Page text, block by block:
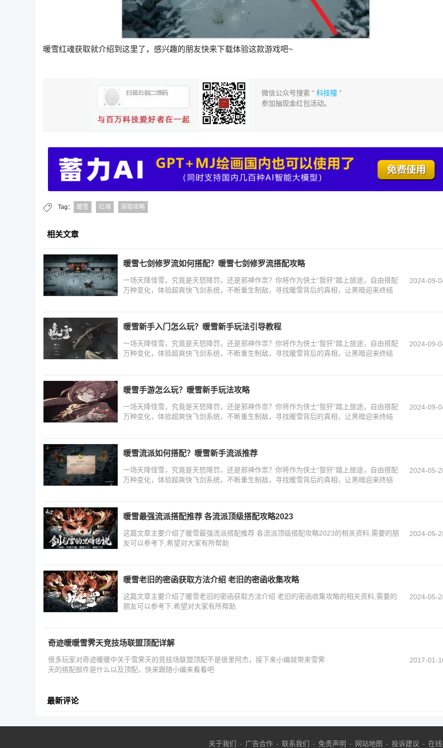
暖雪红魂获取就介绍到这里了，感兴趣的朋友快来下载体验这款游戏吧~
微信公众号搜索 “科技瞳 ”
参加抽现金红包活动。
Tag： 暖雪 红魂 获取攻略
相关文章
暖雪七剑修罗流如何搭配？暖雪七剑修罗流搭配攻略
一场天降怪雪，究竟是天怒降罚，还是邪神作祟？你将作为侠士“狴犴”踏上旅途，自由搭配
万种变化，体验超爽快飞剑系统，不断重生制敌，寻找暖雪背后的真相，让黑暗迎来终结
2024-09-
暖雪新手入门怎么玩？暖雪新手玩法引导教程
一场天降怪雪，究竟是天怒降罚，还是邪神作祟？你将作为侠士“狴犴”踏上旅途，自由搭配
万种变化，体验超爽快飞剑系统，不断重生制敌，寻找暖雪背后的真相，让黑暗迎来终结
2024-09-
暖雪手游怎么玩？暖雪新手玩法攻略
一场天降怪雪，究竟是天怒降罚，还是邪神作祟？你将作为侠士“狴犴”踏上旅途，自由搭配
万种变化，体验超爽快飞剑系统，不断重生制敌，寻找暖雪背后的真相，让黑暗迎来终结
2024-09-
暖雪流派如何搭配？暖雪新手流派推荐
一场天降怪雪，究竟是天怒降罚，还是邪神作祟？你将作为侠士“狴犴”踏上旅途，自由搭配
万种变化，体验超爽快飞剑系统，不断重生制敌，寻找暖雪背后的真相，让黑暗迎来终结
2024-05-
暖雪最强流派搭配推荐 各流派顶级搭配攻略2023
这篇文章主要介绍了暖雪最强流派搭配推荐 各流派顶级搭配攻略2023的相关资料,需要的朋
友可以参考下,希望对大家有所帮助
2024-05-
暖雪老旧的密函获取方法介绍 老旧的密函收集攻略
这篇文章主要介绍了暖雪老旧的密函获取方法介绍 老旧的密函收集攻略的相关资料,需要的
朋友可以参考下,希望对大家有所帮助
2024-05-
奇迹暖暖雪霁天竞技场联盟顶配详解
很多玩家对奇迹暖暖中关于雪霁天的竞技场联盟顶配不是很里阿杰，接下来小编就带来雪霁
天的搭配部件是什么以及顶配，快来跟随小编来看看吧
2017-01-
最新评论
关于我们 - 广告合作 - 联系我们 - 免责声明 - 网站地图 - 投诉建议 - 在